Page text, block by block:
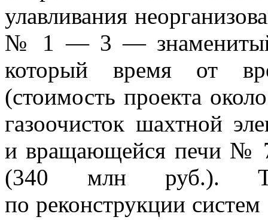
улавливания
№ 1 — 3 — знаменитый
который время от
(стоимость проекта
газоочисток шахтной
и вращающейся печи № 7
(340 млн руб.).
по реконструкции